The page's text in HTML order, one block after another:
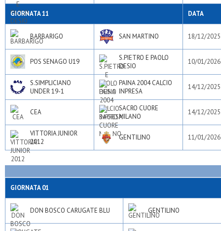
GIORNATA 11 DATA
BARBARIGO SAN MARTINO 18/12/2025
POS SENAGO U19
S.PIETRO E PAOLO
DESIO
10/01/2026
S.SIMPLICIANO
UNDER 19-1
PAINA 2004 CALCIO
INPRESA
14/12/2025
CEA
SACRO CUORE
MILANO
14/12/2025
VITTORIA JUNIOR
2012
GENTILINO 11/01/2026
GIORNATA 01
DON BOSCO CARUGATE BLU GENTILINO